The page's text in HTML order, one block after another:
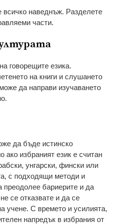
всичко наведнъж. Разделете
части.
говорещите езика.
на книги и слушането
да направи изучаването
да бъде истинско
ако избраният език е считан
унгарски, фински или
с подходящи методи и
преодолее бариерите и да
се отказвате и да се
учене. С времето и усилията,
напредък в избрания от